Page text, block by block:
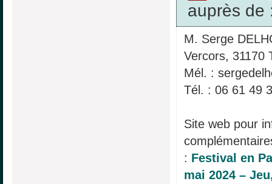
auprès de
M. Serge
Vercors, 31170
Mél. :
Tél. : 06 61 49
Site web pour
: Festival en
mai 2024 –